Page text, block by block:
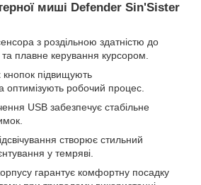
миші Defender Sin'Sister
з роздільною здатністю до
плавне керування курсором.
підвищують
оптимізують робочий процес.
USB забезпечує стабільне
створює стильний
у темряві.
гарантує комфортну посадку